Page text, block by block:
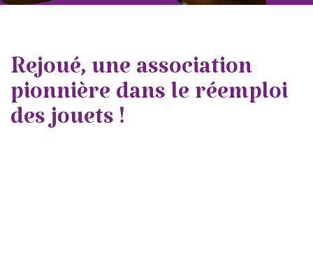
Rejoué, une association
pionnière dans le réemploi
des jouets !